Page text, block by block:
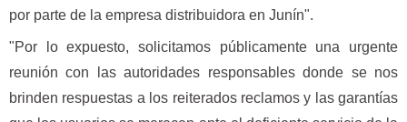
por parte de la empresa distribuidora en Junín".
"Por lo expuesto, solicitamos públicamente una urgente
reunión con las autoridades responsables donde se nos
brinden respuestas a los reiterados reclamos y las garantías